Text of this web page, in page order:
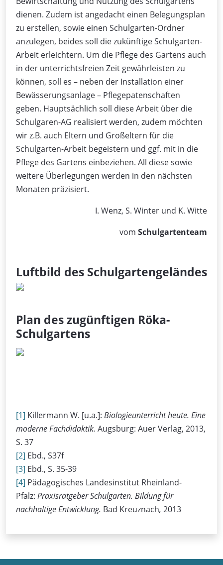
dienen. Zudem ist angedacht einen Belegungsplan
zu erstellen, sowie einen Schulgarten-Ordner
anzulegen, beides soll die zukünftige Schulgarten-
Arbeit erleichtern. Um die Pflege des Gartens auch
in der unterrichtsfreien Zeit gewährleisten zu
können, soll es – neben der Installation einer
Bewässerungsanlage – Pflegepatenschaften
geben. Hauptsächlich soll diese Arbeit über die
Schulgaren-AG realisiert werden, zudem möchten
wir z.B. auch Eltern und Großeltern für die
Schulgarten-Arbeit begeistern und ggf. mit in die
Pflege des Gartens einbeziehen. All diese sowie
weitere Überlegungen werden in den nächsten
Monaten präzisiert.
I. Wenz, S. Winter und K. Witte
vom Schulgartenteam
Luftbild des Schulgartengeländes
Plan des zugünftigen Röka-
Schulgartens
[1] Killermann W. [u.a.]: Biologieunterricht heute. Eine
moderne Fachdidaktik. Augsburg: Auer Verlag, 2013,
S. 37
[2] Ebd., S37f
[3] Ebd., S. 35-39
[4] Pädagogisches Landesinstitut Rheinland-
Pfalz: Praxisratgeber Schulgarten. Bildung für
nachhaltige Entwicklung. Bad Kreuznach, 2013